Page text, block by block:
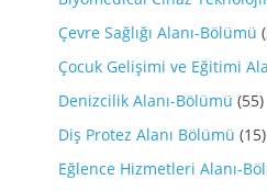
Çevre Sağlığı Alanı-Bölümü
Çocuk Gelişimi ve Eğitimi
Denizcilik Alanı-Bölümü (55)
Diş Protez Alanı Bölümü (15)
Eğlence Hizmetleri Alanı-